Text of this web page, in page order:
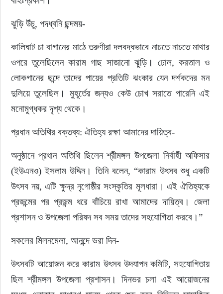
ঝুড়ি উঁচু, পদধ্বনি ছন্দময়-
কালিঘাট চা বাগানের মাঠে তরুণীরা দলবদ্ধভাবে নাচতে নাচতে মাথার
ওপরে তুলেছিলেন কারাম গাছ সাজানো ঝুড়ি। ঢোল, করতাল ও
লোকগানের ছন্দে তাদের পায়ের প্রতিটি ঝংকার যেন দর্শকদের মন
দুলিয়ে তুলেছিল। মুহূর্তের জন্যও কেউ চোখ সরাতে পারেনি এই
মনোমুগ্ধকর দৃশ্য থেকে।
প্রধান অতিথির বক্তব্য: ঐতিহ্য রক্ষা আমাদের দায়িত্ব-
অনুষ্ঠানে প্রধান অতিথি ছিলেন শ্রীমঙ্গল উপজেলা নির্বাহী অফিসার
(ইউএনও) ইসলাম উদ্দিন। তিনি বলেন, “কারাম উৎসব শুধু একটি
উৎসব নয়, এটি ক্ষুদ্র নৃগোষ্ঠীর সংস্কৃতির মূলধারা। এই ঐতিহ্যকে
প্রজন্মের পর প্রজন্ম ধরে বাঁচিয়ে রাখা আমাদের দায়িত্ব। জেলা
প্রশাসন ও উপজেলা পরিষদ সব সময় তাদের সহযোগিতা করবে।”
সকলের মিলনমেলা, আনন্দে ভরা দিন-
উৎসবটি আয়োজন করে কারাম উৎসব উদযাপন কমিটি, সহযোগিতায়
ছিল শ্রীমঙ্গল উপজেলা প্রশাসন। দিনভর চলা এই আয়োজনের